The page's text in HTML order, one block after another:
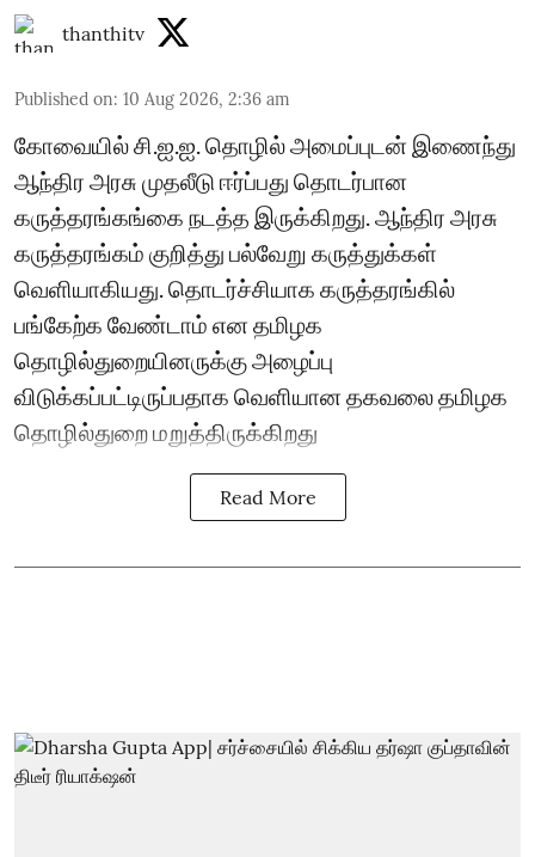
thanthitv
Published on: 10 Aug 2026, 2:36 am
கோவையில் சி.ஐ.ஐ. தொழில் அமைப்புடன் இணைந்து
ஆந்திர அரசு முதலீடு ஈர்ப்பது தொடர்பான
கருத்தரங்கங்கை நடத்த இருக்கிறது. ஆந்திர அரசு
கருத்தரங்கம் குறித்து பல்வேறு கருத்துக்கள்
வெளியாகியது. தொடர்ச்சியாக கருத்தரங்கில்
பங்கேற்க வேண்டாம் என தமிழக
தொழில்துறையினருக்கு அழைப்பு
விடுக்கப்பட்டிருப்பதாக வெளியான தகவலை தமிழக
தொழில்துறை மறுத்திருக்கிறது
Read More